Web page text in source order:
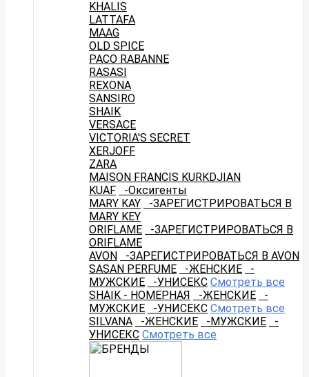
KHALIS
LATTAFA
MAAG
OLD SPICE
PACO RABANNE
RASASI
REXONA
SANSIRO
SHAIK
VERSACE
VICTORIA'S SECRET
XERJOFF
ZARA
MAISON FRANCIS KURKDJIAN
KUAF
-Оксигенты
MARY KAY
-ЗАРЕГИСТРИРОВАТЬСЯ В
MARY KEY
ORIFLAME
-ЗАРЕГИСТРИРОВАТЬСЯ В
ORIFLAME
AVON
-ЗАРЕГИСТРИРОВАТЬСЯ В AVON
SASAN PERFUME
-ЖЕНСКИЕ
-
МУЖСКИЕ
-УНИСЕКС Смотреть все
SHAIK - НОМЕРНАЯ
-ЖЕНСКИЕ
-
МУЖСКИЕ
-УНИСЕКС Смотреть все
SILVANA
-ЖЕНСКИЕ -МУЖСКИЕ
-
УНИСЕКС Смотреть все